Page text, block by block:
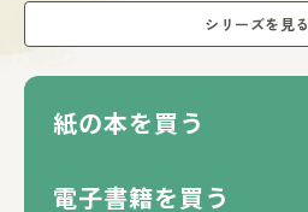
シリーズを見る
紙の本を買う
電子書籍を買う